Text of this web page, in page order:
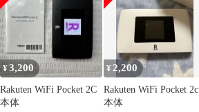
¥3,200
Rakuten WiFi Pocket 2C
本体
¥2,200
Rakuten WiFi Pocket 2c
本体